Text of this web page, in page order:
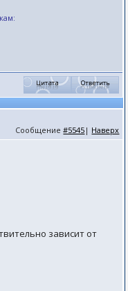
Сообщение#5545 | Наверх
зависит от